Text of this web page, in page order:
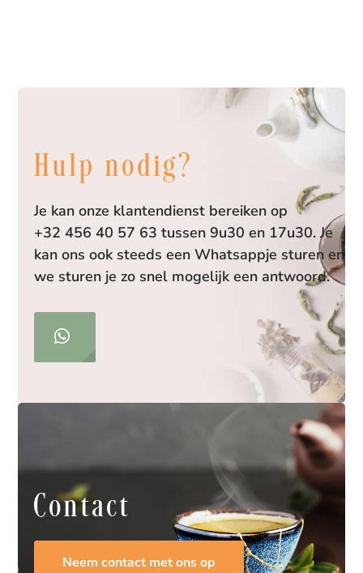
Hulp nodig?
Je kan onze klantendienst bereiken op
+32 456 40 57 63 tussen 9u30 en 17u30. Je
kan ons ook steeds een Whatsappje sturen en
we sturen je zo snel mogelijk een antwoord.
Contact
Neem contact met ons op